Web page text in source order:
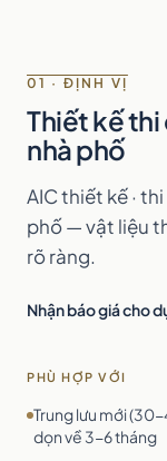
01 · ĐỊNH VỊ
Thiết kế
nhà phố
AIC thiết kế ·
phố — vật liệu
rõ ràng.
Nhận báo giá cho
PHÙ HỢP VỚI
Trung lưu mới
dọn về 3-6 tháng